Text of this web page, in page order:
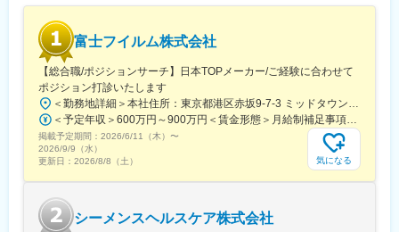
築するフェーズにジョインいただきます。裁量をもって取り組ん
でいただくことが可能です。
変更の範囲：会社の定める業務
富士フイルム株式会社
【総合職/ポジションサーチ】日本TOPメーカー/ご経験に合わせて
ポジション打診いたします
掲載予定期間： 2026/6/11（木） 〜
2026/9/9（水）
更新日： 2026/8/8（土） 気になる
シーメンスヘルスケア株式会社